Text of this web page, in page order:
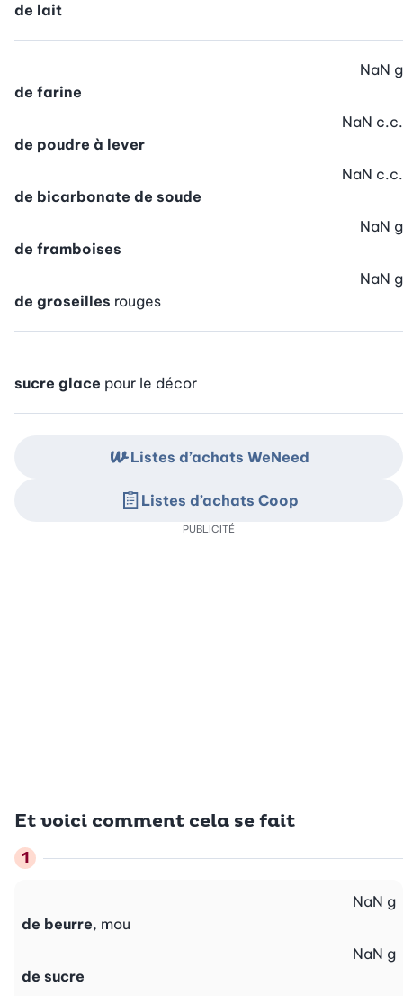
de lait
de farine
NaN g
de poudre à lever
NaN c.c.
de bicarbonate de soude
NaN c.c.
de framboises
NaN g
de groseilles rouges
NaN g
sucre glace pour le décor
Et voici comment cela se fait
de beurre, mou
NaN g
de sucre
NaN g
Listes d’achats WeNeed
Listes d’achats Coop
PUBLICITÉ